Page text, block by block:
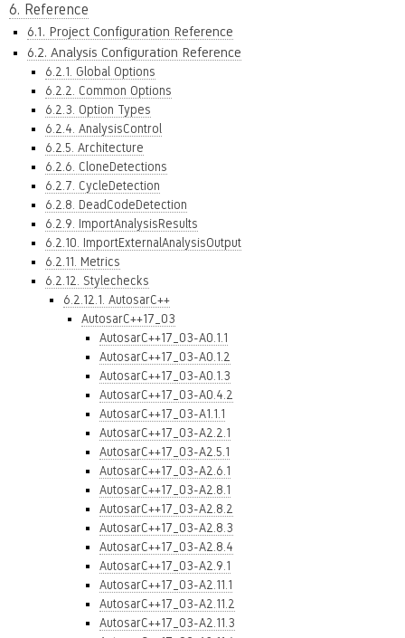
6. Reference
6.1. Project Configuration Reference
6.2. Analysis Configuration Reference
6.2.1. Global Options
6.2.2. Common Options
6.2.3. Option Types
6.2.4. AnalysisControl
6.2.5. Architecture
6.2.6. CloneDetections
6.2.7. CycleDetection
6.2.8. DeadCodeDetection
6.2.9. ImportAnalysisResults
6.2.10. ImportExternalAnalysisOutput
6.2.11. Metrics
6.2.12. Stylechecks
6.2.12.1. AutosarC++
AutosarC++17_03
AutosarC++17_03-A0.1.1
AutosarC++17_03-A0.1.2
AutosarC++17_03-A0.1.3
AutosarC++17_03-A0.4.2
AutosarC++17_03-A1.1.1
AutosarC++17_03-A2.2.1
AutosarC++17_03-A2.5.1
AutosarC++17_03-A2.6.1
AutosarC++17_03-A2.8.1
AutosarC++17_03-A2.8.2
AutosarC++17_03-A2.8.3
AutosarC++17_03-A2.8.4
AutosarC++17_03-A2.9.1
AutosarC++17_03-A2.11.1
AutosarC++17_03-A2.11.2
AutosarC++17_03-A2.11.3